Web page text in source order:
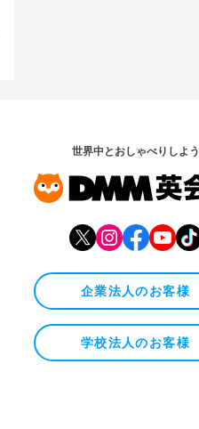
世界中とおしゃべりしよう
企業法人のお客様
学校法人のお客様